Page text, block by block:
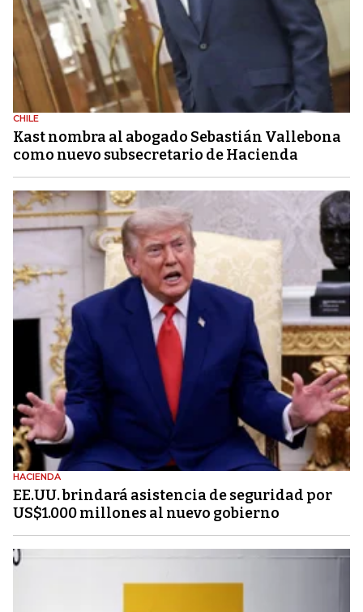
CHILE
Kast nombra al abogado Sebastián Vallebona
como nuevo subsecretario de Hacienda
HACIENDA
EE.UU. brindará asistencia de seguridad por
US$1.000 millones al nuevo gobierno